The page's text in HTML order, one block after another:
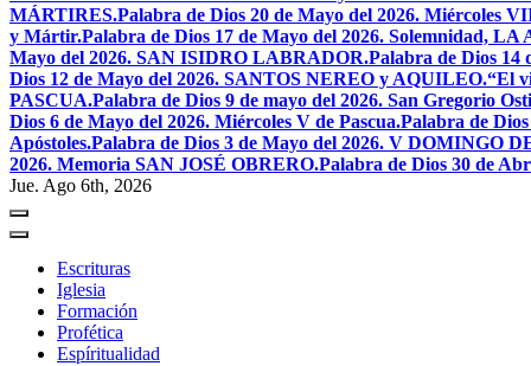
MÁRTIRES.Palabra de Dios 20 de Mayo del 2026. Miércoles
y Mártir.Palabra de Dios 17 de Mayo del 2026. Solemnidad,
Mayo del 2026. SAN ISIDRO LABRADOR.Palabra de Dios 14
Dios 12 de Mayo del 2026. SANTOS NEREO y AQUILEO.“El
PASCUA.Palabra de Dios 9 de mayo del 2026. San Gregorio
Dios 6 de Mayo del 2026. Miércoles V de Pascua.Palabra de
Apóstoles.Palabra de Dios 3 de Mayo del 2026. V DOMINGO
2026. Memoria SAN JOSÉ OBRERO.Palabra de Dios 30 de
Jue. Ago 6th, 2026
Escrituras
Iglesia
Formación
Profética
Espíritualidad